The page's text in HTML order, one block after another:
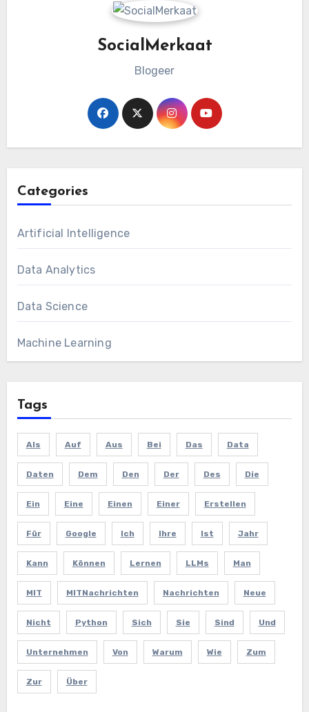
SocialMerkaat
Blogeer
Categories
Artificial Intelligence
Data Analytics
Data Science
Machine Learning
Tags
Als Auf Aus Bei Das Data
Daten Dem Den Der Des Die
Ein Eine Einen Einer Erstellen
Für Google Ich Ihre Ist Jahr
Kann Können Lernen LLMs Man
MIT MITNachrichten Nachrichten Neue
Nicht Python Sich Sie Sind Und
Unternehmen Von Warum Wie Zum
Zur Über